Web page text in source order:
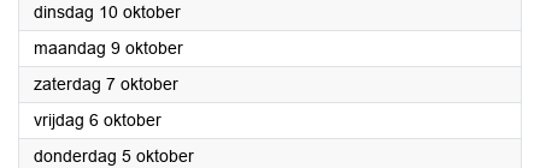
dinsdag 10 oktober2023
maandag 9 oktober2023
zaterdag 7 oktober2023
vrijdag 6 oktober2023
donderdag 5 oktober2023